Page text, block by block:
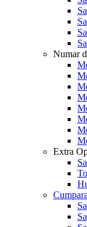
Numar
Extra